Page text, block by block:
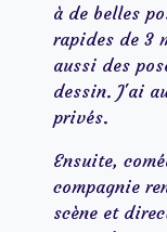
à de belles
rapides de 3
aussi des
dessin. J'ai
privés.
Ensuite,
compagnie
scène et